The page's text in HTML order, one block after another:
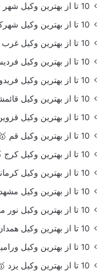
10 تا از بهترین وکیل شهر قدس 🥇【آپدیت جدید】
10 تا از بهترین وکیل شهرکرد 🥇【آپدیت جدید】
10 تا از بهترین وکیل غرب تهران 🥇【آپدیت جدید】
10 تا از بهترین وکیل فردیس 🥇【آپدیت جدید】
10 تا از بهترین وکیل فریدونکنار 🥇【آپدیت جدید】
10 تا از بهترین وکیل قائمشهر 🥇【آپدیت جدید】
10 تا از بهترین وکیل قزوین 🥇【آپدیت جدید】⚖️
10 تا از بهترین وکیل قم 🥇【آپدیت جدید】
10 تا از بهترین وکیل کرج 🥇【آپدیت جدید】⚖️
10 تا از بهترین وکیل کرمانشاه 🥇【آپدیت جدید】
10 تا از بهترین وکیل مشهد 🥇【آپدیت جدید】⚖️
10 تا از بهترین وکیل نور مازندران 🥇【آپدیت جدید】
10 تا از بهترین وکیل همدان 🥇【آپدیت جدید】
10 تا از بهترین وکیل ورامین 🥇【آپدیت جدید】
10 تا از بهترین وکیل یزد 🥇【آپدیت جدید】